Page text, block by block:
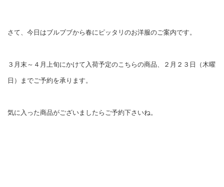
さて、今日はブルブブから春にピッタリのお洋服のご案内です。
３月末～４月上旬にかけて入荷予定のこちらの商品、 ２月２３日（木曜
日）までご予約を承ります。
気に入った商品がございましたらご予約下さいね。